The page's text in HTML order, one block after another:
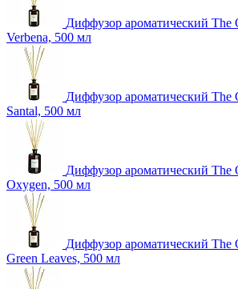
Диффузор ароматический The
Verbena, 500 мл
Диффузор ароматический The
Santal, 500 мл
Диффузор ароматический The
Oxygen, 500 мл
Диффузор ароматический The
Green Leaves, 500 мл